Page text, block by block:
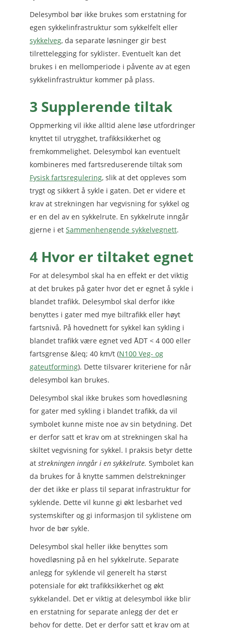
Delesymbol bør ikke brukes som erstatning for
egen sykkelinfrastruktur som sykkelfelt eller
sykkelveg, da separate løsninger gir best
tilrettelegging for syklister. Eventuelt kan det
brukes i en mellomperiode i påvente av at egen
sykkelinfrastruktur kommer på plass.
3 Supplerende tiltak
Oppmerking vil ikke alltid alene løse utfordringer
knyttet til utrygghet, trafikksikkerhet og
fremkommelighet. Delesymbol kan eventuelt
kombineres med fartsreduserende tiltak som
Fysisk fartsregulering, slik at det oppleves som
trygt og sikkert å sykle i gaten. Det er videre et
krav at strekningen har vegvisning for sykkel og
er en del av en sykkelrute. En sykkelrute inngår
gjerne i et Sammenhengende sykkelvegnett.
4 Hvor er tiltaket egnet
For at delesymbol skal ha en effekt er det viktig
at det brukes på gater hvor det er egnet å sykle i
blandet trafikk. Delesymbol skal derfor ikke
benyttes i gater med mye biltrafikk eller høyt
fartsnivå. På hovednett for sykkel kan sykling i
blandet trafikk være egnet ved ÅDT < 4 000 eller
fartsgrense &leq; 40 km/t (N100 Veg- og
gateutforming). Dette tilsvarer kriteriene for når
delesymbol kan brukes.
Delesymbol skal ikke brukes som hovedløsning
for gater med sykling i blandet trafikk, da vil
symbolet kunne miste noe av sin betydning. Det
er derfor satt et krav om at strekningen skal ha
skiltet vegvisning for sykkel. I praksis betyr dette
at strekningen inngår i en sykkelrute. Symbolet kan
da brukes for å knytte sammen delstrekninger
der det ikke er plass til separat infrastruktur for
syklende. Dette vil kunne gi økt lesbarhet ved
systemskifter og gi informasjon til syklistene om
hvor de bør sykle.
Delesymbol skal heller ikke benyttes som
hovedløsning på en hel sykkelrute. Separate
anlegg for syklende vil generelt ha størst
potensiale for økt trafikksikkerhet og økt
sykkelandel. Det er viktig at delesymbol ikke blir
en erstatning for separate anlegg der det er
behov for dette. Det er derfor satt et krav om at